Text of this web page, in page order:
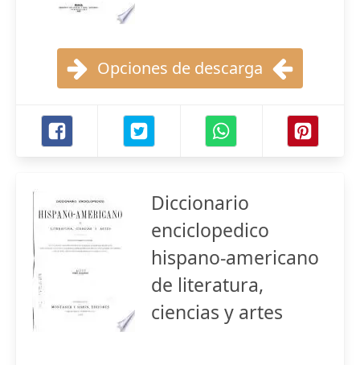
Opciones de descarga
Diccionario
enciclopedico
hispano-americano
de literatura,
ciencias y artes